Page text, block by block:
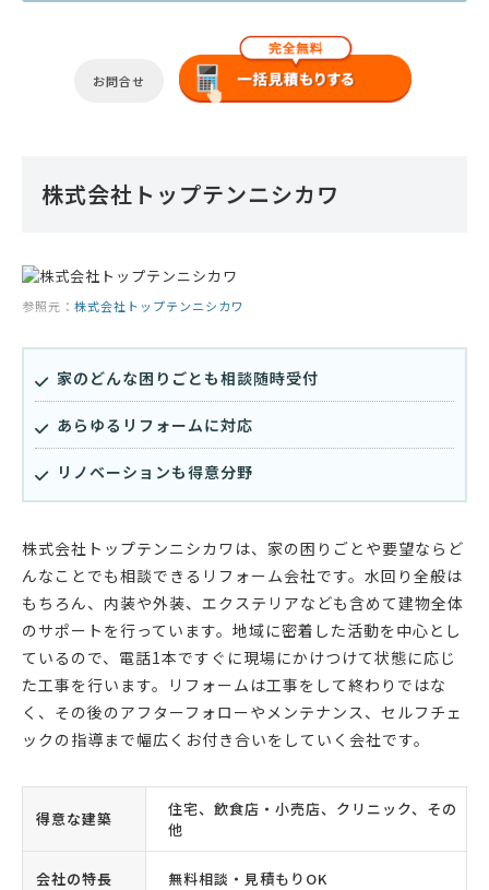
お問合せ
株式会社トップテンニシカワ
参照元： 株式会社トップテンニシカワ
家のどんな困りごとも相談随時受付
あらゆるリフォームに対応
リノベーションも得意分野
株式会社トップテンニシカワは、家の困りごとや要望ならど
んなことでも相談できるリフォーム会社です。水回り全般は
もちろん、内装や外装、エクステリアなども含めて建物全体
のサポートを行っています。地域に密着した活動を中心とし
ているので、電話1本ですぐに現場にかけつけて状態に応じ
た工事を行います。リフォームは工事をして終わりではな
く、その後のアフターフォローやメンテナンス、セルフチェ
ックの指導まで幅広くお付き合いをしていく会社です。
得意な建築
住宅、飲食店・小売店、クリニック、その
他
会社の特長 無料相談・見積もりOK